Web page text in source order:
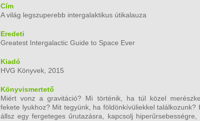
Cím
A világ legszuperebb intergalaktikus útikalauza
Eredeti
Greatest Intergalactic Guide to Space Ever
Kiadó
HVG Könyvek, 2015
Könyvismertető
Miért vonz a gravitáció? Mi történik, ha túl közel
fekete lyukhoz? Mit tegyünk, ha földönkívüliekkel találkozunk?
állsz egy fergeteges űrutazásra, kapcsolj hiperűrsebességre,